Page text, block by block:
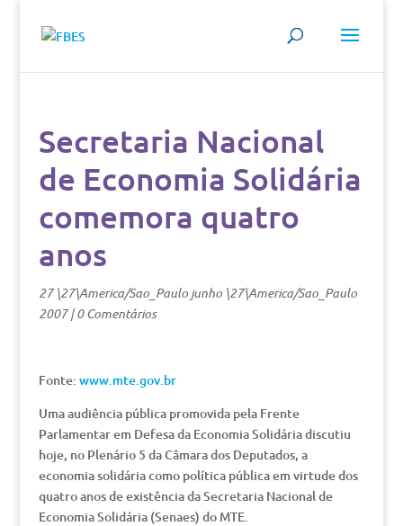
Secretaria Nacional
de Economia Solidária
comemora quatro
anos
27 \27\America/Sao_Paulo junho \27\America/Sao_Paulo
2007|0 Comentários
Fonte: www.mte.gov.br
Uma audiência pública promovida pela Frente
Parlamentar em Defesa da Economia Solidária discutiu
hoje, no Plenário 5 da Câmara dos Deputados, a
economia solidária como política pública em virtude dos
quatro anos de existência da Secretaria Nacional de
Economia Solidária (Senaes) do MTE.